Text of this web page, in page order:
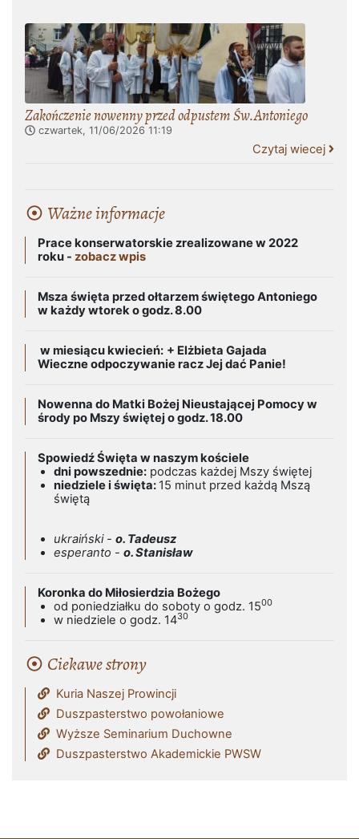
Zakończenie nowenny przed odpustem Św.Antoniego
czwartek, 11/06/2026 11:19
Czytaj wiecej
Ważne informacje
Prace konserwatorskie zrealizowane w 2022
roku - zobacz wpis
Msza święta przed ołtarzem świętego Antoniego
w każdy wtorek o godz. 8.00
w miesiącu kwiecień: + Elżbieta Gajada
Wieczne odpoczywanie racz Jej dać Panie!
Nowenna do Matki Bożej Nieustającej Pomocy w
środy po Mszy świętej o godz. 18.00
Spowiedź Święta w naszym kościele
dni powszednie: podczas każdej Mszy świętej
niedziele i święta: 15 minut przed każdą Mszą
świętą
ukraiński - o. Tadeusz
esperanto - o. Stanisław
Koronka do Miłosierdzia Bożego
od poniedziałku do soboty o godz. 1500
w niedziele o godz. 1430
Ciekawe strony
Kuria Naszej Prowincji
Duszpasterstwo powołaniowe
Wyższe Seminarium Duchowne
Duszpasterstwo Akademickie PWSW